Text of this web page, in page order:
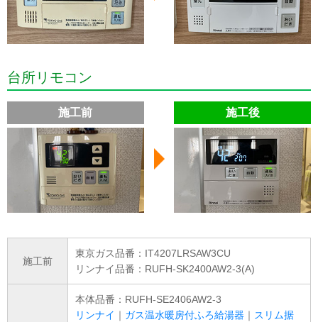
台所リモコン
施工前 施工後
施工前
東京ガス品番：IT4207LRSAW3CU
リンナイ品番：RUFH-SK2400AW2-3(A)
本体品番：RUFH-SE2406AW2-3
リンナイ ｜ ガス温水暖房付ふろ給湯器 ｜ スリム据